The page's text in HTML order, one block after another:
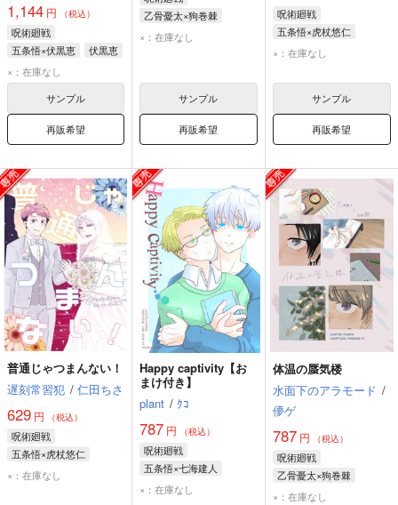
1,144 円 （税込）
呪術廻戦
五条悟×伏黒恵
伏黒恵
五条悟
×：在庫なし
サンプル
再販希望
乙骨憂太×狗巻棘
乙骨憂太
×：在庫なし
サンプル
再販希望
呪術廻戦
五条悟×虎杖悠仁
五条悟
虎杖悠仁
×：在庫なし
サンプル
再販希望
普通じゃつまんない！
遅刻常習犯 / 仁田ちさ
629 円 （税込）
呪術廻戦
五条悟×虎杖悠仁
五条悟
虎杖悠仁
×：在庫なし
Happy captivity【お
まけ付き】
plant / ｸｺ
787 円 （税込）
呪術廻戦
五条悟×七海建人
五条悟
七海建人
×：在庫なし
体温の蜃気楼
水面下のアラモード /
儚ゲ
787円 （税込）
呪術廻戦
乙骨憂太×狗巻棘
乙骨憂太
×：在庫なし